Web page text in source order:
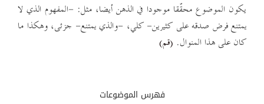
يكون الموضوع محقّقا موجودا في الذهن أيضا، مثل: -المفهوم الذي لا
يمتنع فرض صدقه على كثيرين- كلي، -والذي يمتنع- جزئى، وهكذا ما
كان على هذا المنوال. (قم)
فهرس الموضوعات